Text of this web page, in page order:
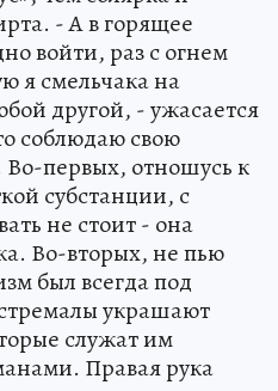
- А в горящее
войти, раз с огнем
я смельчака на
другой, - ужасается
соблюдаю свою
Во-первых, отношусь к
субстанции, с
не стоит - она
Во-вторых, не пью
был всегда под
украшают
служат им
Правая рука